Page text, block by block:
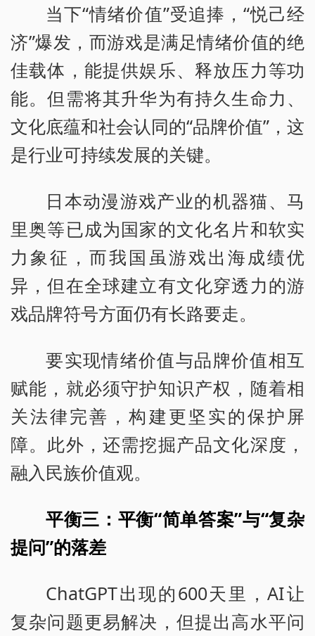
当下“情绪价值”受追捧，“悦己经
济”爆发，而游戏是满足情绪价值的绝
佳载体，能提供娱乐、释放压力等功
能。但需将其升华为有持久生命力、
文化底蕴和社会认同的“品牌价值”，这
是行业可持续发展的关键。
日本动漫游戏产业的机器猫、马
里奥等已成为国家的文化名片和软实
力象征，而我国虽游戏出海成绩优
异，但在全球建立有文化穿透力的游
戏品牌符号方面仍有长路要走。
要实现情绪价值与品牌价值相互
赋能，就必须守护知识产权，随着相
关法律完善，构建更坚实的保护屏
障。此外，还需挖掘产品文化深度，
融入民族价值观。
平衡三：平衡“简单答案”与“复杂
提问”的落差
ChatGPT出现的600天里，AI让
复杂问题更易解决，但提出高水平问